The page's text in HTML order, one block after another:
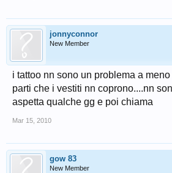
jonnyconnor
New Member
i tattoo nn sono un problema a
parti che i vestiti nn coprono....nn
aspetta qualche gg e poi chiama
Mar 15, 2010
gow 83
New Member